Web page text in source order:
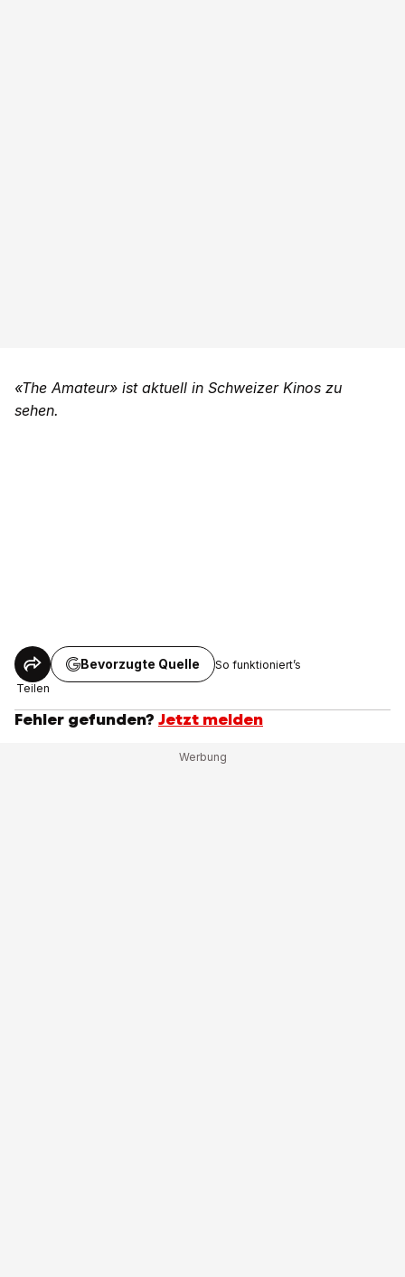
«The Amateur» ist aktuell in Schweizer Kinos zu
sehen.
Teilen
Bevorzugte Quelle So funktioniert’s
Fehler gefunden? Jetzt melden